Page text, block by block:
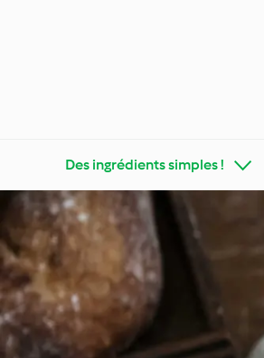
Des ingrédients simples !
Faites connaissance avec
Cookidoo®